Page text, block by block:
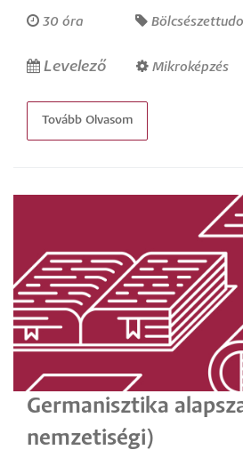
30 óra
Levelező Mikroképzés
Tovább Olvasom
Germanisztika
nemzetiségi)